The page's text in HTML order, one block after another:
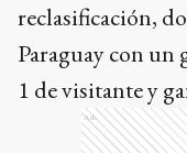
reclasificación,
Paraguay con un
1 de visitante y
Ads